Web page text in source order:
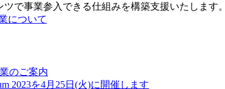
で事業参入できる仕組みを構築支援いたします。
について
のご案内
2023を4月25日(火)に開催します